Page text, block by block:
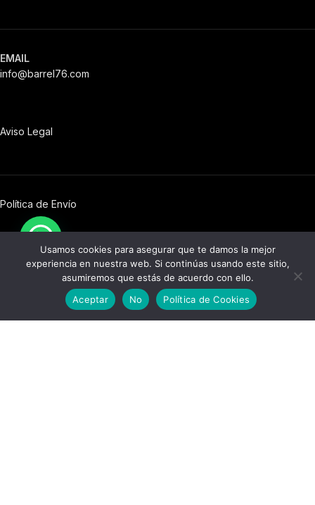
EMAIL
info@barrel76.com
Aviso Legal
Política de Envío
Política de Devoluciones
Lista de deseosMi cuenta
Usamos cookies para asegurar que te damos la mejor
experiencia en nuestra web. Si continúas usando este sitio,
asumiremos que estás de acuerdo con ello.
Aceptar
No Política de Cookies